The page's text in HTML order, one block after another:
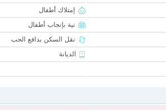
إمتلاك أطفال
نية بإنجاب أطفال
نقل السكن بدافع الحب
الديانة